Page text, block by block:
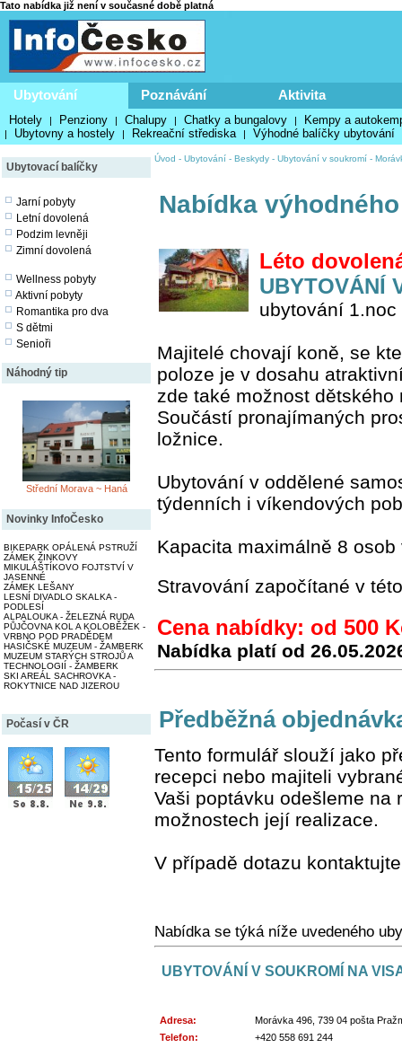
Tato nabídka již není v současné době platná
Ubytování Poznávání Aktivita
Hotely | Penziony | Chalupy | Chatky a bungalovy | Kempy a
| Ubytovny a hostely | Rekreační střediska | Výhodné balíčky ubytování
Ubytovací balíčky
Jarní pobyty
Letní dovolená
Podzim levněji
Zimní dovolená
Wellness pobyty
Aktivní pobyty
Romantika pro dva
S dětmi
Senioři
Náhodný tip
Střední Morava ~ Haná
Novinky InfoČesko
BIKEPARK OPÁLENÁ PSTRUŽÍ
ZÁMEK ŽINKOVY
MIKULÁŠTÍKOVO FOJTSTVÍ V
JASENNÉ
ZÁMEK LEŠANY
LESNÍ DIVADLO SKALKA -
PODLESÍ
ALPALOUKA - ŽELEZNÁ RUDA
PŮJČOVNA KOL A KOLOBĚŽEK -
VRBNO POD PRADĚDEM
HASIČSKÉ MUZEUM - ŽAMBERK
MUZEUM STARÝCH STROJŮ A
TECHNOLOGIÍ - ŽAMBERK
SKI AREÁL SACHROVKA -
ROKYTNICE NAD JIZEROU
Počasí v ČR
Úvod - Ubytování - Beskydy - Ubytování v soukromí -
Nabídka
Léto
UBYTOVÁNÍ
ubytování
Majitelé chovají koně, se
poloze je v dosahu
zde také možnost
Součástí pronajímaných
ložnice.
Ubytování v oddělené
týdenních i víkendových
Kapacita maximálně 8
Stravování započítané v
Cena nabídky: od 500
Nabídka platí od
Předběžná
Tento formulář slouží jako
recepci nebo majiteli
Vaši poptávku odešleme na
možnostech její realizace.
V případě dotazu
Nabídka se týká níže uvedeného
UBYTOVÁNÍ V SOUKROMÍ NA
Adresa:
Morávka 496, 739 04 pošta
Telefon:
+420 558 691 244